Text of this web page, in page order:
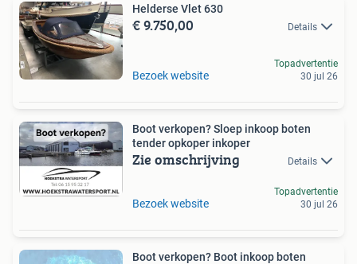
Helderse Vlet 630
€ 9.750,00 Details
Bezoek website
Topadvertentie
30 jul 26
Boot verkopen? Sloep inkoop boten
tender opkoper inkoper
Zie omschrijving Details
Bezoek website
Topadvertentie
30 jul 26
Boot verkopen? Boot inkoop boten